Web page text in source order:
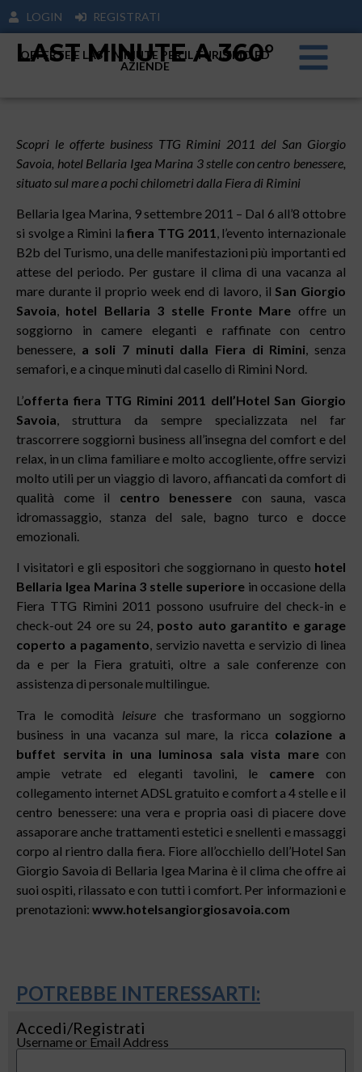
LOGIN REGISTRATI
LAST MINUTE A 360°
OFFERTE E LAST MINUTE PER IL TURISIMO ED
AZIENDE
Scopri le offerte business TTG Rimini 2011 del San Giorgio
Savoia, hotel Bellaria Igea Marina 3 stelle con centro benessere,
situato sul mare a pochi chilometri dalla Fiera di Rimini
Bellaria Igea Marina, 9 settembre 2011 – Dal 6 all’8 ottobre
si svolge a Rimini lafiera TTG 2011, l’evento internazionale
B2b del Turismo, una delle manifestazioni più importanti ed
attese del periodo. Per gustare il clima di una vacanza al
mare durante il proprio week end di lavoro, il San Giorgio
Savoia, hotel Bellaria 3 stelle Fronte Mare offre un
soggiorno in camere eleganti e raffinate con centro
benessere, a soli 7 minuti dalla Fiera di Rimini, senza
semafori, e a cinque minuti dal casello di Rimini Nord.
L’offerta fiera TTG Rimini 2011 dell’Hotel San Giorgio
Savoia , struttura da sempre specializzata nel far
trascorrere soggiorni business all’insegna del comfort e del
relax, in un clima familiare e molto accogliente, offre servizi
molto utili per un viaggio di lavoro, affiancati da comfort di
qualità come il centro benessere con sauna, vasca
idromassaggio, stanza del sale, bagno turco e docce
emozionali.
I visitatori e gli espositori che soggiornano in questo hotel
Bellaria Igea Marina 3 stelle superiorein occasione della
Fiera TTG Rimini 2011 possono usufruire del check-in e
check-out 24 ore su 24, posto auto garantito e garage
coperto a pagamento, servizio navetta e servizio di linea
da e per la Fiera gratuiti, oltre a sale conferenze con
assistenza di personale multilingue.
Tra le comodità leisure che trasformano un soggiorno
business in una vacanza sul mare, la ricca colazione a
buffet servita in una luminosa sala vista marecon
ampie vetrate ed eleganti tavolini, le camere con
collegamento internet ADSL gratuito e comfort a 4 stelle e il
centro benessere: una vera e propria oasi di piacere dove
assaporare anche trattamenti estetici e snellenti e massaggi
corpo al rientro dalla fiera. Fiore all’occhiello dell’Hotel San
Giorgio Savoia di Bellaria Igea Marina è il clima che offre ai
suoi ospiti, rilassato e con tutti i comfort. Per informazioni e
prenotazioni: www.hotelsangiorgiosavoia.com
POTREBBE INTERESSARTI:
Accedi/Registrati
Username or Email Address